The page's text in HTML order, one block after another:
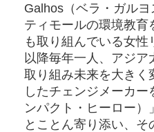
Galhos（ベラ・ガル
ティモールの環境教育
も取り組んでいる女
以降毎年一人、アジ
取り組み未来を大きく
したチェンジメーカー
ンパクト・ヒーロー）
とことん寄り添い、